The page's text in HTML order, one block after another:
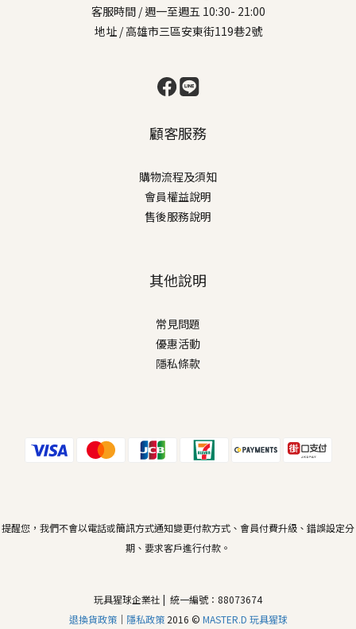
客服時間 / 週一至週五 10:30- 21:00
地址 / 高雄市三區安東街119巷2號
顧客服務
購物流程及須知
會員權益說明
售後服務說明
其他說明
常見問題
優惠活動
隱私條款
提醒您，我們不會以電話或簡訊方式通知變更付款方式、會員付費升級、錯誤設定分
期、要求客戶進行付款。
玩具猩球企業社 | 統一編號：88073674
退換貨政策｜ 隱私政策 2016 © MASTER.D 玩具猩球